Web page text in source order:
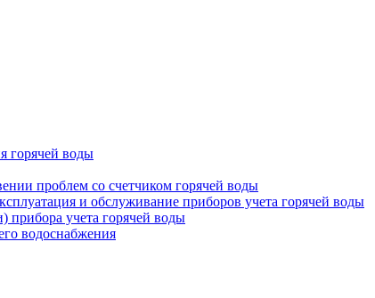
горячей воды
проблем со счетчиком горячей воды
и обслуживание приборов учета горячей воды
прибора учета горячей воды
водоснабжения